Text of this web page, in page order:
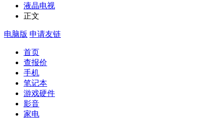
液晶电视
正文
电脑版 申请友链
首页
查报价
手机
笔记本
游戏硬件
影音
家电